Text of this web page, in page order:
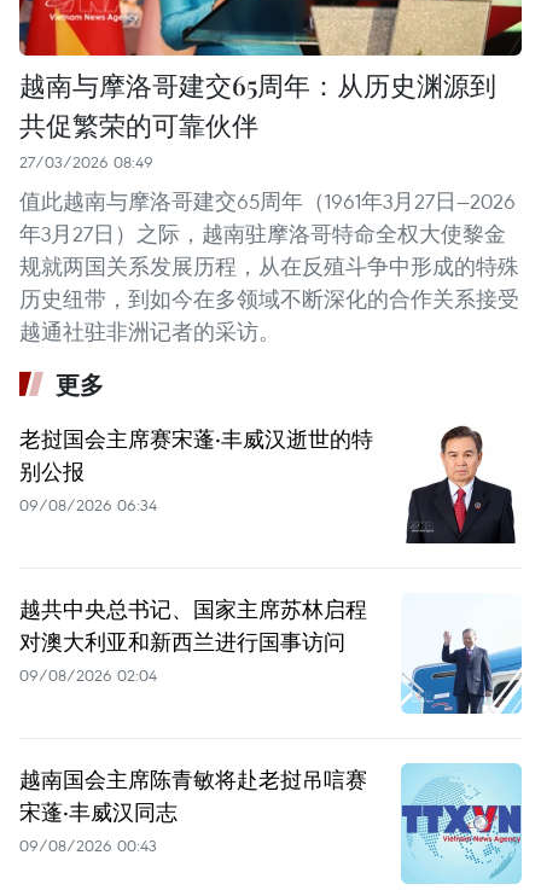
越南与摩洛哥建交65周年：从历史渊源到
共促繁荣的可靠伙伴
27/03/2026 08:49
值此越南与摩洛哥建交65周年（1961年3月27日—2026
年3月27日）之际，越南驻摩洛哥特命全权大使黎金
规就两国关系发展历程，从在反殖斗争中形成的特殊
历史纽带，到如今在多领域不断深化的合作关系接受
越通社驻非洲记者的采访。
更多
老挝国会主席赛宋蓬·丰威汉逝世的特
别公报
09/08/2026 06:34
越共中央总书记、国家主席苏林启程
对澳大利亚和新西兰进行国事访问
09/08/2026 02:04
越南国会主席陈青敏将赴老挝吊唁赛
宋蓬·丰威汉同志
09/08/2026 00:43